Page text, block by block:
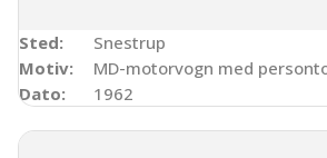
Sted:
Snestrup
Motiv:
MD-motorvogn med
Dato:
1962